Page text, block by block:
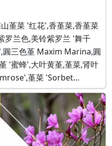
罗兰色,美铃紫罗兰 '舞千
'蜜蜂',大叶黄堇,堇菜,肾叶
堇菜 'Sorbet